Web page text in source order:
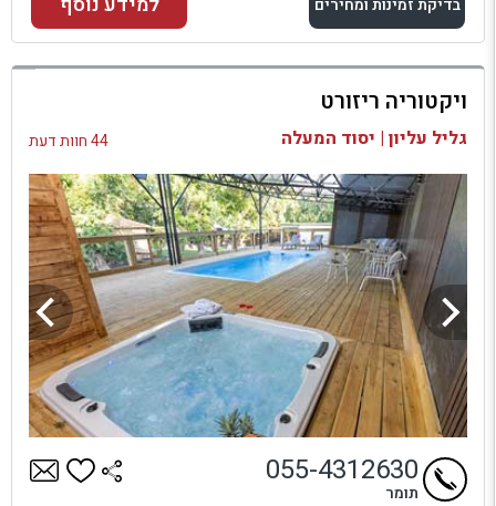
בדיקת זמינות ומחירים
למתחם זה
בדיקת זמינות ומחירים
ויקטוריה ריזורט
גליל עליון | יסוד המעלה 44 חוות דעת
055-4312630
תומר